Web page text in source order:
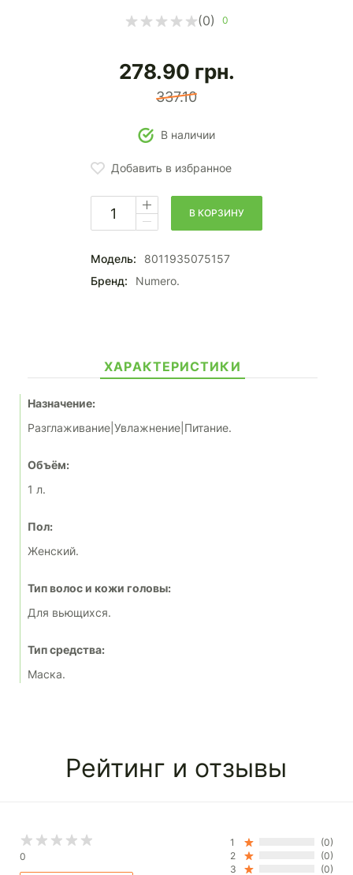
(0) 0
278.90 грн.
337.10
В наличии
Добавить в избранное
В КОРЗИНУ
Модель:
8011935075157
Бренд:
Numero.
ХАРАКТЕРИСТИКИ
Назначение:
Разглаживание|Увлажнение|Питание.
Объём:
1 л.
Пол:
Женский.
Тип волос и кожи головы:
Для вьющихся.
Тип средства:
Маска.
Рейтинг и отзывы
0
1
(0)
2
(0)
3
(0)